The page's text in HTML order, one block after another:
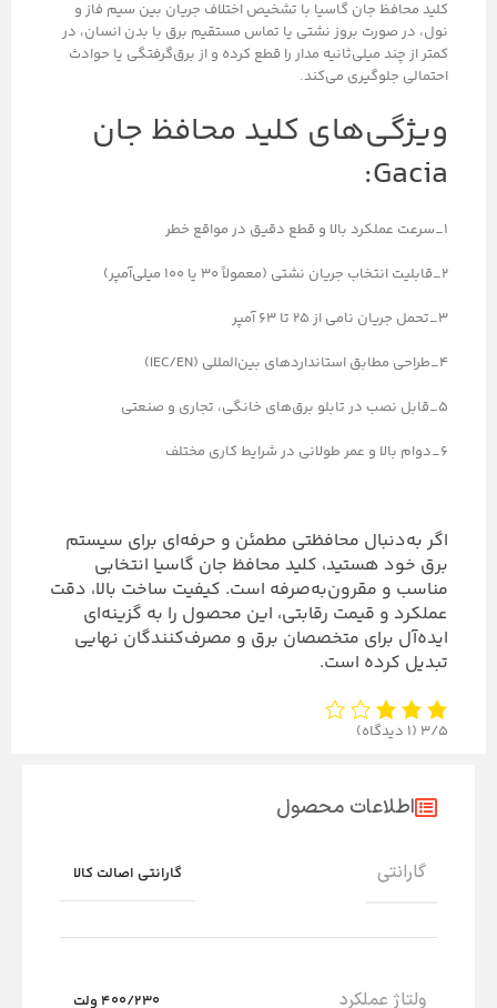
کلید محافظ جان گاسیا با تشخیص اختلاف جریان بین سیم فاز و
نول، در صورت بروز نشتی یا تماس مستقیم برق با بدن انسان، در
کمتر از چند میلی‌ثانیه مدار را قطع کرده و از برق‌گرفتگی یا حوادث
احتمالی جلوگیری می‌کند.
ویژگی‌های کلید محافظ جان
Gacia:
1_سرعت عملکرد بالا و قطع دقیق در مواقع خطر
2_قابلیت انتخاب جریان نشتی (معمولاً 30 یا 100 میلی‌آمپر)
3_تحمل جریان نامی از 25 تا 63 آمپر
4_طراحی مطابق استانداردهای بین‌المللی (IEC/EN)
5_قابل نصب در تابلو برق‌های خانگی، تجاری و صنعتی
6_دوام بالا و عمر طولانی در شرایط کاری مختلف
اگر به‌دنبال محافظتی مطمئن و حرفه‌ای برای سیستم
برق خود هستید، کلید محافظ جان گاسیا انتخابی
مناسب و مقرون‌به‌صرفه است. کیفیت ساخت بالا، دقت
عملکرد و قیمت رقابتی، این محصول را به گزینه‌ای
ایده‌آل برای متخصصان برق و مصرف‌کنندگان نهایی
تبدیل کرده است.
3/5 (1 دیدگاه)
اطلاعات محصول
گارانتی گارانتی اصالت کالا
ولتاژ عملکرد 400/230 ولت